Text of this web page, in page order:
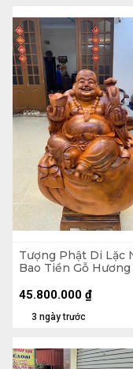
Tượng Phật Di Lặc
Bao Tiền Gỗ Hương
- 155kg
3 ngày trước
45.800.000 ₫